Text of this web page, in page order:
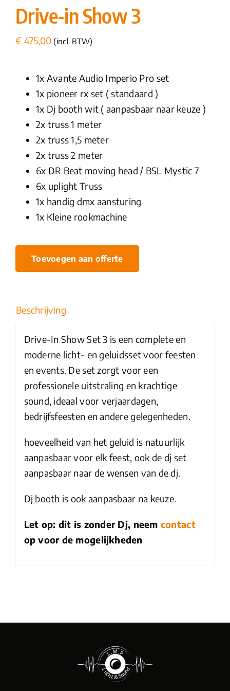
Drive-in Show 3
€ 475,00 (incl. BTW)
1x Avante Audio Imperio Pro set
1x pioneer rx set ( standaard )
1x Dj booth wit ( aanpasbaar naar keuze )
2x truss 1 meter
2x truss 1,5 meter
2x truss 2 meter
6x DR Beat moving head / BSL Mystic 7
6x uplight Truss
1x handig dmx aansturing
1x Kleine rookmachine
Toevoegen aan offerte
Beschrijving
Drive-In Show Set 3 is een complete en
moderne licht- en geluidsset voor feesten
en events. De set zorgt voor een
professionele uitstraling en krachtige
sound, ideaal voor verjaardagen,
bedrijfsfeesten en andere gelegenheden.
hoeveelheid van het geluid is natuurlijk
aanpasbaar voor elk feest, ook de dj set
aanpasbaar naar de wensen van de dj.
Dj booth is ook aanpasbaar na keuze.
Let op: dit is zonder Dj, neem contact
op voor de mogelijkheden